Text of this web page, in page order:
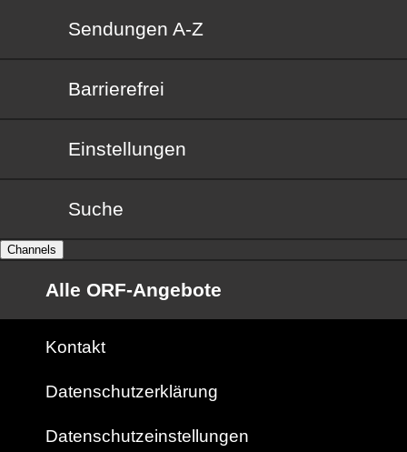
Sendungen von A bis Z
Sendungen A-Z
Barrierefrei
Barrierefrei
Einstellungen
Suche
Channels
Alle ORF-Angebote
Kontakt
Datenschutzerklärung
Datenschutzeinstellungen